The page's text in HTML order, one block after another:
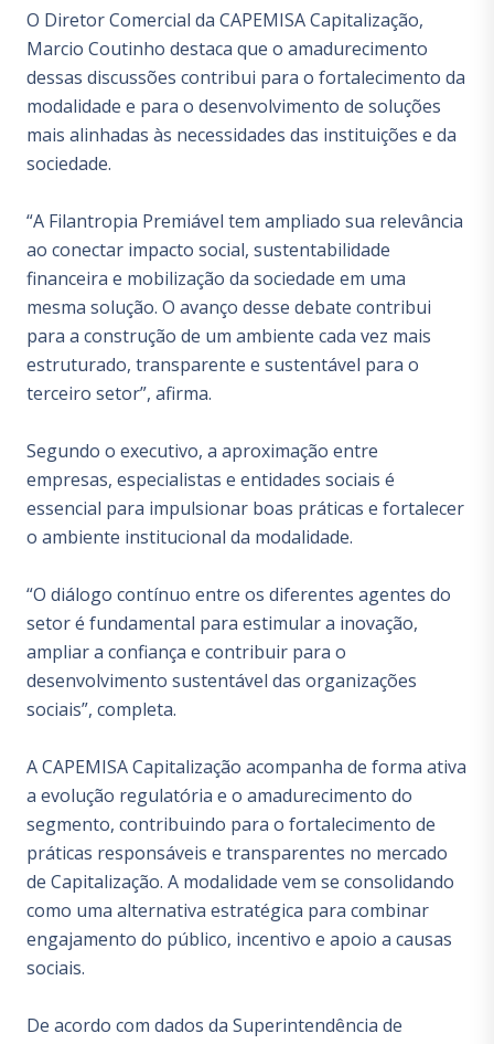
O Diretor Comercial da CAPEMISA Capitalização,
Marcio Coutinho destaca que o amadurecimento
dessas discussões contribui para o fortalecimento da
modalidade e para o desenvolvimento de soluções
mais alinhadas às necessidades das instituições e da
sociedade.
“A Filantropia Premiável tem ampliado sua relevância
ao conectar impacto social, sustentabilidade
financeira e mobilização da sociedade em uma
mesma solução. O avanço desse debate contribui
para a construção de um ambiente cada vez mais
estruturado, transparente e sustentável para o
terceiro setor”, afirma.
Segundo o executivo, a aproximação entre
empresas, especialistas e entidades sociais é
essencial para impulsionar boas práticas e fortalecer
o ambiente institucional da modalidade.
“O diálogo contínuo entre os diferentes agentes do
setor é fundamental para estimular a inovação,
ampliar a confiança e contribuir para o
desenvolvimento sustentável das organizações
sociais”, completa.
A CAPEMISA Capitalização acompanha de forma ativa
a evolução regulatória e o amadurecimento do
segmento, contribuindo para o fortalecimento de
práticas responsáveis e transparentes no mercado
de Capitalização. A modalidade vem se consolidando
como uma alternativa estratégica para combinar
engajamento do público, incentivo e apoio a causas
sociais.
De acordo com dados da Superintendência de